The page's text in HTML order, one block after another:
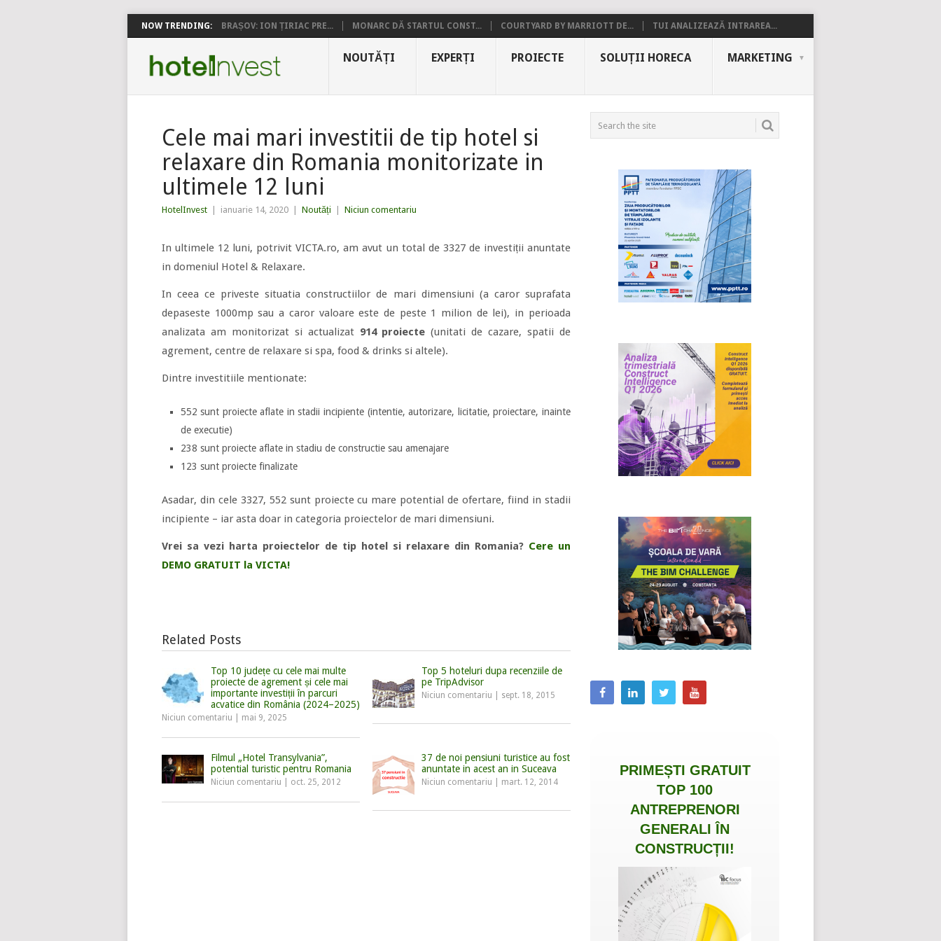
NOW TRENDING: BRAȘOV: ION ȚIRIAC PRE... MONARC DĂ STARTUL CONST... COURTYARD BY MARRIOTT DE... TUI ANALIZEAZĂ INTRAREA...
NOUTĂȚI EXPERȚI PROIECTE SOLUȚII HORECA MARKETING
Cele mai mari investitii de tip hotel si
relaxare din Romania monitorizate in
ultimele 12 luni
HotelInvest ianuarie 14, 2020 Noutăți Niciun comentariu
In ultimele 12 luni, potrivit VICTA.ro, am avut un total de 3327 de investiții anuntate
in domeniul Hotel & Relaxare.
In ceea ce priveste situatia constructiilor de mari dimensiuni (a caror suprafata
depaseste 1000mp sau a caror valoare este de peste 1 milion de lei), in perioada
analizata am monitorizat si actualizat 914 proiecte (unitati de cazare, spatii de
agrement, centre de relaxare si spa, food & drinks si altele).
Dintre investitiile mentionate:
552 sunt proiecte aflate in stadii incipiente (intentie, autorizare, licitatie, proiectare, inainte
de executie)
238 sunt proiecte aflate in stadiu de constructie sau amenajare
123 sunt proiecte finalizate
Asadar, din cele 3327, 552 sunt proiecte cu mare potential de ofertare, fiind in stadii
incipiente – iar asta doar in categoria proiectelor de mari dimensiuni.
Vrei sa vezi harta proiectelor de tip hotel si relaxare din Romania? Cere un
DEMO GRATUIT la VICTA!
Related Posts
Top 10 județe cu cele mai multe
proiecte de agrement și cele mai
importante investiții în parcuri
acvatice din România (2024–2025)
Niciun comentariu mai 9, 2025
Top 5 hoteluri dupa recenziile de
pe TripAdvisor
Niciun comentariu sept. 18, 2015
Filmul „Hotel Transylvania”,
potential turistic pentru Romania
Niciun comentariu oct. 25, 2012
37 de noi pensiuni turistice au fost
anuntate in acest an in Suceava
Niciun comentariu mart. 12, 2014
PRIMEȘTI GRATUIT
TOP 100
ANTREPRENORI
GENERALI ÎN
CONSTRUCȚII!